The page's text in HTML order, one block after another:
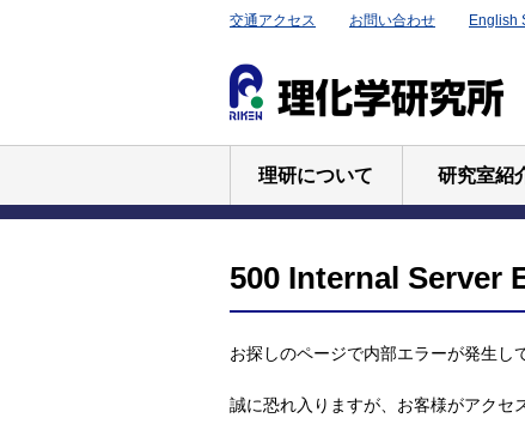
交通アクセス お問い合わせ English
理研について 研究室紹
500 Internal Server
お探しのページで内部エラーが発生し
誠に恐れ入りますが、お客様がアクセ